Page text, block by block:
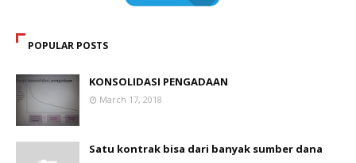
POPULAR POSTS
KONSOLIDASI PENGADAAN
March 17, 2018
Satu kontrak bisa dari banyak sumber dana